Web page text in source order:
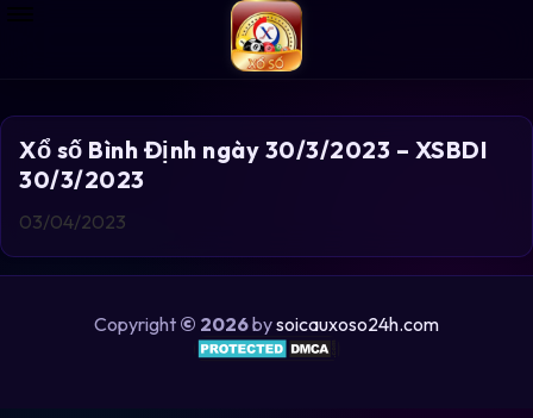
Xổ số Bình Định ngày 30/3/2023 – XSBDI
30/3/2023
03/04/2023
Copyright © 2026bysoicauxoso24h.com